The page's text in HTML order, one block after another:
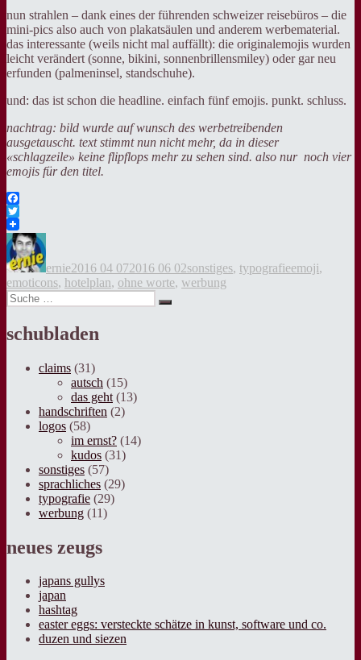
nun strahlen – dank eines der führenden schweizer reisebüros – die
mini-pics also auch von plakatsäulen und anderem werbematerial.
das interessante (weils nicht mal auffällt): die originalemojis wurden
leicht verändert (sonne, bikini, sonnenbrillensmiley) oder gar neu
erfunden (palmeninsel, standschuhe).
und: das ist schon die headline. einfach fünf emojis. punkt. schluss.
nachtrag: bild wurde auf wunsch des werbetreibenden
ausgetauscht. text stimmt nun nicht mehr, da in dieser
«schlagzeile» keine flipflops mehr zu sehen sind. also nur noch vier
emojis für den titel.
Facebook
Twitter
ernie2016 04 072016 06 02sonstiges, typografieemoji,
emoticons, hotelplan, ohne worte, werbung
Suche
nach:
Suche
schubladen
claims (31)
autsch (15)
das geht (13)
handschriften (2)
logos (58)
im ernst? (14)
kudos (31)
sonstiges (57)
sprachliches (29)
typografie (29)
werbung (11)
neues zeugs
japans gullys
japan
hashtag
easter eggs: versteckte schätze in kunst, software und co.
duzen und siezen